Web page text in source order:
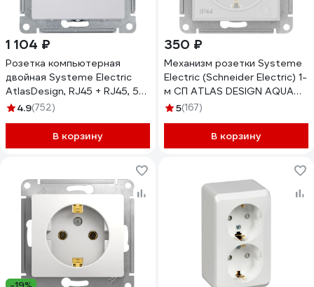
1 104 ₽
Розетка компьютерная
двойная Systeme Electric
AtlasDesign, RJ45 + RJ45, 5e,
механизм, Белый
4.9(752)
В корзину
350 ₽
Механизм розетки Systeme
Electric (Schneider Electric) 1-
м СП ATLAS DESIGN AQUA
16А IP44 бел. 1240175
5(167)
В корзину